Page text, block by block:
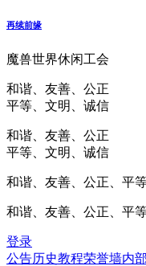
再续前缘
魔兽世界休闲工会
和谐、友善、公正
平等、文明、诚信
和谐、友善、公正
平等、文明、诚信
和谐、友善、公正、平
和谐、友善、公正、平
登录
公告历史教程荣誉墙内